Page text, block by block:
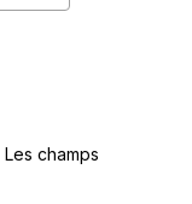
Les champs